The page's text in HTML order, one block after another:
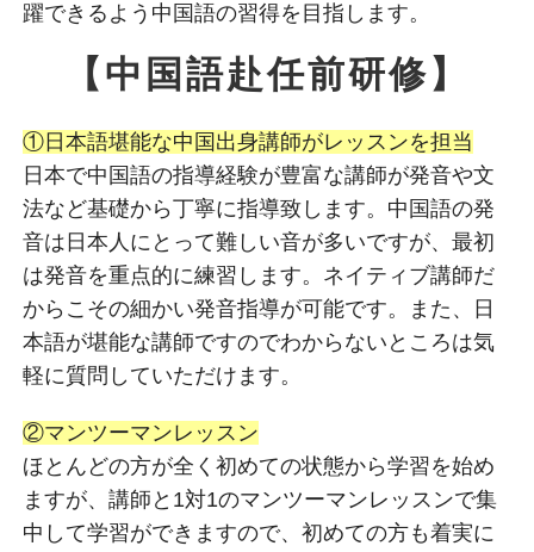
躍できるよう中国語の習得を目指します。
【中国語赴任前研修】
①日本語堪能な中国出身講師がレッスンを担当
日本で中国語の指導経験が豊富な講師が発音や文
法など基礎から丁寧に指導致します。中国語の発
音は日本人にとって難しい音が多いですが、最初
は発音を重点的に練習します。ネイティブ講師だ
からこその細かい発音指導が可能です。また、日
本語が堪能な講師ですのでわからないところは気
軽に質問していただけます。
②マンツーマンレッスン
ほとんどの方が全く初めての状態から学習を始め
ますが、講師と1対1のマンツーマンレッスンで集
中して学習ができますので、初めての方も着実に